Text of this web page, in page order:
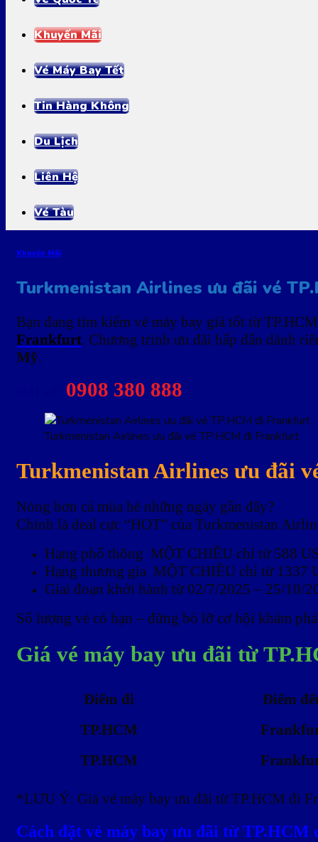
Khuyến Mãi
Vé Máy Bay Tết
Tin Hàng Không
Du Lịch
Liên Hệ
Vé Tàu
Khuyến Mãi
Turkmenistan Airlines ưu đãi vé
Bạn đang tìm kiếm vé máy bay giá tốt từ
Frankfurt. Chương trình ưu đãi hấp dẫn dành
Mỹ.
0908 380 888
Turkmenistan Airlines ưu đãi vé TP.HCM đi Frankfurt
Turkmenistan Airlines ưu đãi
Nóng hơn cả mùa hè những ngày gần đây?
Chính là deal cực “HOT” của Turkmenistan
Hạng phổ thông MỘT CHIỀU chỉ từ 588
Hạng thương gia MỘT CHIỀU chỉ từ 1337
Giai đoạn khởi hành từ 02/7/2025 – 25/10/
Số lượng vé có hạn – đừng bỏ lỡ cơ hội khám
Giá vé máy bay ưu đãi từ
Điểm đi Điểm
TP.HCM
TP.HCM
*LƯU Ý: Giá vé máy bay ưu đãi từ TP.HCM đi
Cách đặt vé máy bay ưu đãi từ